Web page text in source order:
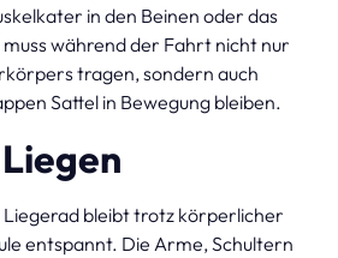
in den Beinen oder das
während der Fahrt nicht nur
tragen, sondern auch
Sattel in Bewegung bleiben.
Liegerad bleibt trotz körperlicher
entspannt. Die Arme, Schultern